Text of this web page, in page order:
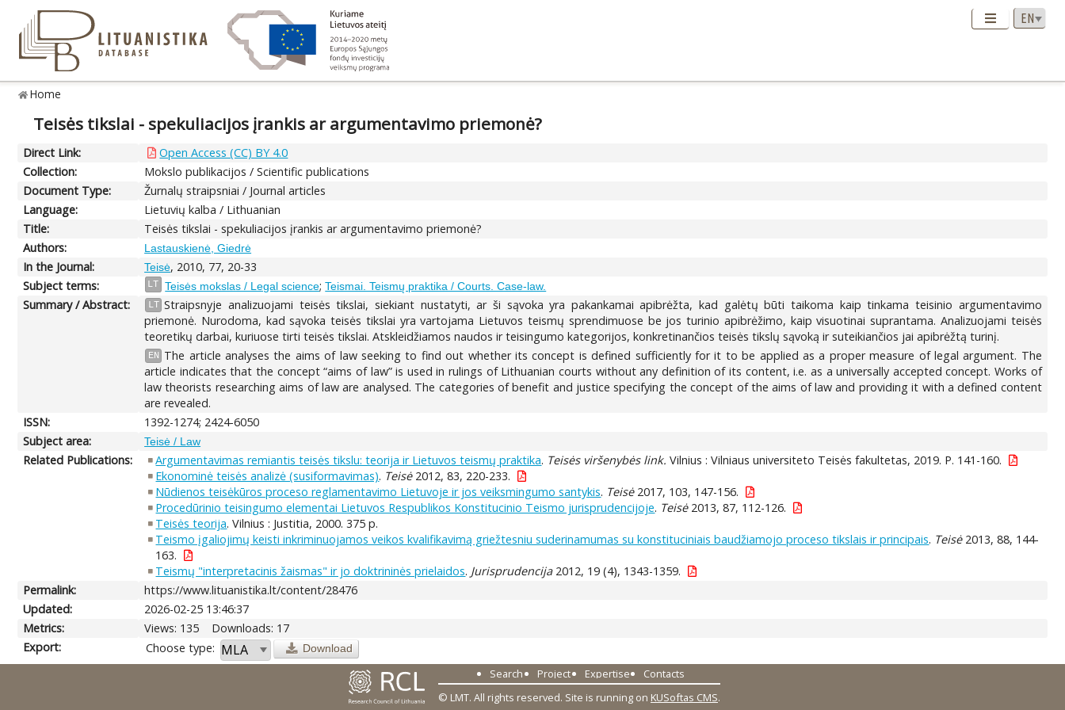
Home
Teisės tikslai - spekuliacijos įrankis ar argumentavimo priemonė?
Direct Link:
Open Access (CC) BY 4.0
Collection:
Mokslo publikacijos / Scientific publications
Document Type:
Žurnalų straipsniai / Journal articles
Language:
Lietuvių kalba / Lithuanian
Title:
Teisės tikslai - spekuliacijos įrankis ar argumentavimo priemonė?
Authors:
Lastauskienė, Giedrė
In the Journal: Teisė, 2010, 77, 20-33
Subject terms:
LT Teisės mokslas / Legal science;Teismai. Teismų praktika / Courts. Case-law.
Summary / Abstract: LT Straipsnyje analizuojami teisės tikslai, siekiant nustatyti, ar ši sąvoka yra pakankamai apibrėžta, kad galėtų būti taikoma kaip tinkama teisinio argumentavimo
priemonė. Nurodoma, kad sąvoka teisės tikslai yra vartojama Lietuvos teismų sprendimuose be jos turinio apibrėžimo, kaip visuotinai suprantama. Analizuojami teisės
teoretikų darbai, kuriuose tirti teisės tikslai. Atskleidžiamos naudos ir teisingumo kategorijos, konkretinančios teisės tikslų sąvoką ir suteikiančios jai apibrėžtą turinį.
EN
The article analyses the aims of law seeking to find out whether its concept is defined sufficiently for it to be applied as a proper measure of legal argument. The
article indicates that the concept “aims of law” is used in rulings of Lithuanian courts without any definition of its content, i.e. as a universally accepted concept. Works of
law theorists researching aims of law are analysed. The categories of benefit and justice specifying the concept of the aims of law and providing it with a defined content
are revealed.
ISSN:
1392-1274; 2424-6050
Subject area:
Teisė / Law
Related Publications: Argumentavimas remiantis teisės tikslu: teorija ir Lietuvos teismų praktika. Teisės viršenybės link. Vilnius : Vilniaus universiteto Teisės fakultetas, 2019. P. 141-160.
Ekonominė teisės analizė (susiformavimas). Teisė2012, 83, 220-233.
Nūdienos teisėkūros proceso reglamentavimo Lietuvoje ir jos veiksmingumo santykis. Teisė2017, 103, 147-156.
Procedūrinio teisingumo elementai Lietuvos Respublikos Konstitucinio Teismo jurisprudencijoje. Teisė2013, 87, 112-126.
Teisės teorija. Vilnius : Justitia, 2000. 375 p.
Teismo įgaliojimų keisti inkriminuojamos veikos kvalifikavimą griežtesniu suderinamumas su konstituciniais baudžiamojo proceso tikslais ir principais. Teisė2013, 88, 144-
163.
Teismų "interpretacinis žaismas" ir jo doktrininės prielaidos. Jurisprudencija2012, 19 (4), 1343-1359.
Permalink:
https://www.lituanistika.lt/content/28476
Updated:
2026-02-25 13:46:37
Metrics:
Views: 135
Downloads: 17
Export:
Choose type: Download
Search Project Expertise
Contacts
© LMT. All rights reserved. Site is running on KUSoftas CMS.